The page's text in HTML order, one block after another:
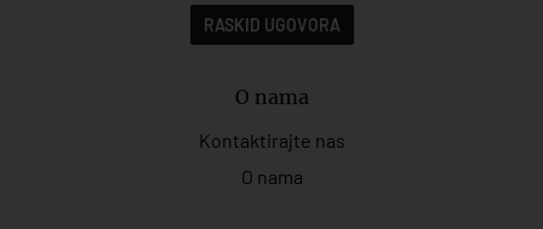
RASKID UGOVORA
O nama
Kontaktirajte nas
O nama